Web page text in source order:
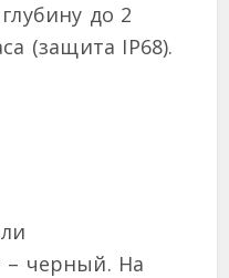
до 2
(защита IP68).
– черный. На